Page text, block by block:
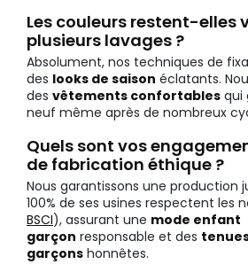
Les couleurs restent-elles
plusieurs lavages ?
Absolument, nos techniques de
des looks de saison éclatants.
des vêtements confortables qui
neuf même après de nombreux
Quels sont vos
de fabrication éthique ?
Nous garantissons une production
100% de ses usines respectent les
BSCI), assurant une mode enfant
garçon responsable et des
garçons honnêtes.